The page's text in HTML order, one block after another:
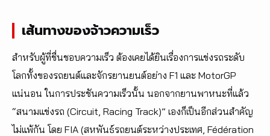
เส้นทางของจ้าวความเร็ว
สำหรับผู้ที่ชื่นชอบความเร็ว ต้องเคยได้ยินเรื่องการแข่งรถระดับ
โลกทั้งของรถยนต์และจักรยานยนต์อย่าง F1 และ MotorGP
แน่นอน ในการประชันความเร็วนั้น นอกจากยานพาหนะที่แล้ว
“สนามแข่งรถ (Circuit, Racing Track)” เองก็เป็นอีกส่วนสำคัญ
ไม่แพ้กัน โดย FIA (สหพันธ์รถยนต์ระหว่างประเทศ, Fédération